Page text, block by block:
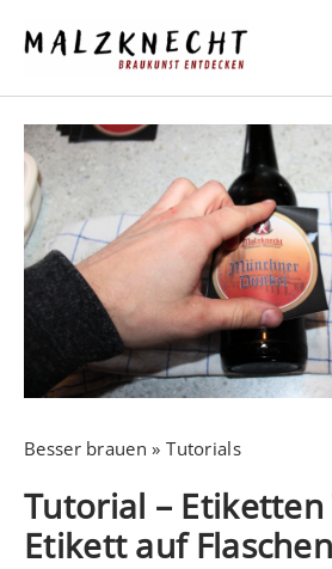
Inhalt
Besser brauen Tutorials
Tutorial – Etiketten
Etikett auf